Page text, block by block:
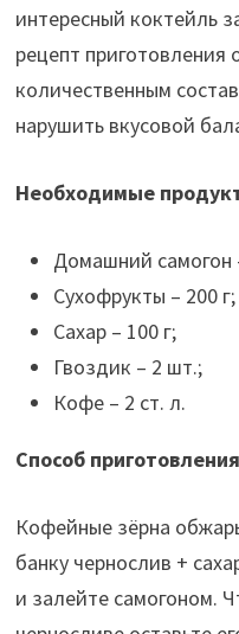
интересный коктейль
рецепт приготовления
количественным
нарушить вкусовой
Необходимые
Домашний самогон
Сухофрукты – 200 г;
Сахар – 100 г;
Гвоздик – 2 шт.;
Кофе – 2 ст. л.
Способ
Кофейные зёрна
банку чернослив +
и залейте самогоном.